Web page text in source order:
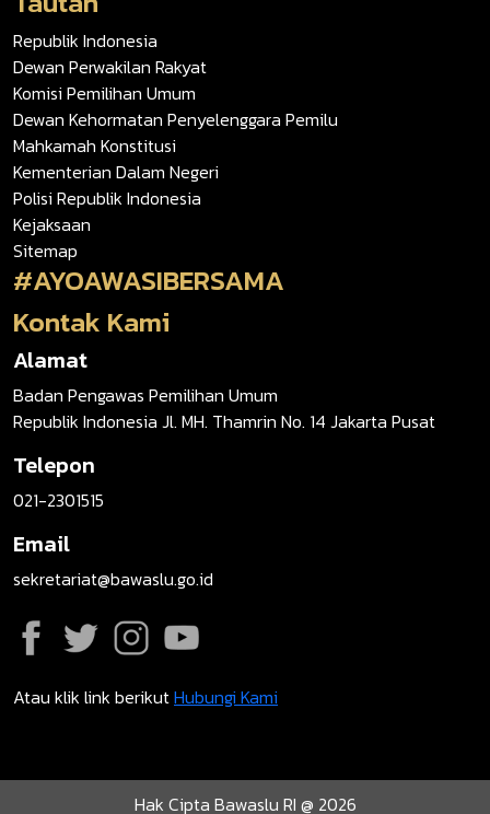
Republik Indonesia
Dewan Perwakilan Rakyat
Komisi Pemilihan Umum
Dewan Kehormatan Penyelenggara Pemilu
Mahkamah Konstitusi
Kementerian Dalam Negeri
Polisi Republik Indonesia
Kejaksaan
Sitemap
#AYOAWASIBERSAMA
Kontak Kami
Alamat
Badan Pengawas Pemilihan Umum
Republik Indonesia Jl. MH. Thamrin No. 14 Jakarta Pusat
Telepon
021-2301515
Email
sekretariat@bawaslu.go.id
Atau klik link berikutHubungi Kami
Hak Cipta Bawaslu RI @ 2026